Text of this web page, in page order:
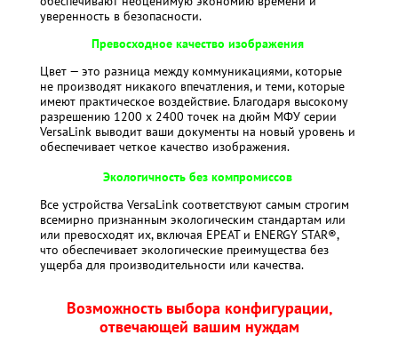
уверенность в безопасности.
Превосходное качество изображения
Цвет — это разница между коммуникациями, которые
не производят никакого впечатления, и теми, которые
имеют практическое воздействие. Благодаря высокому
разрешению 1200 x 2400 точек на дюйм МФУ серии
VersaLink выводит ваши документы на новый уровень и
обеспечивает четкое качество изображения.
Экологичность без компромиссов
Все устройства VersaLink соответствуют самым строгим
всемирно признанным экологическим стандартам или
или превосходят их, включая EPEAT и ENERGY STAR®,
что обеспечивает экологические преимущества без
ущерба для производительности или качества.
Возможность выбора конфигурации,
отвечающей вашим нуждам